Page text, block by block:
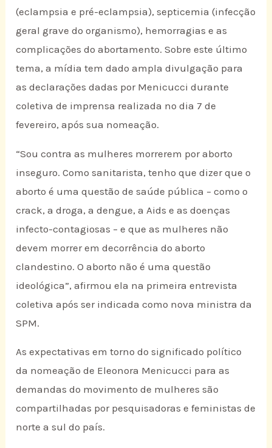
(eclampsia e pré-eclampsia), septicemia (infecção
geral grave do organismo), hemorragias e as
complicações do abortamento. Sobre este último
tema, a mídia tem dado ampla divulgação para
as declarações dadas por Menicucci durante
coletiva de imprensa realizada no dia 7 de
fevereiro, após sua nomeação.
“Sou contra as mulheres morrerem por aborto
inseguro. Como sanitarista, tenho que dizer que o
aborto é uma questão de saúde pública – como o
crack, a droga, a dengue, a Aids e as doenças
infecto-contagiosas – e que as mulheres não
devem morrer em decorrência do aborto
clandestino. O aborto não é uma questão
ideológica”, afirmou ela na primeira entrevista
coletiva após ser indicada como nova ministra da
SPM.
As expectativas em torno do significado político
da nomeação de Eleonora Menicucci para as
demandas do movimento de mulheres são
compartilhadas por pesquisadoras e feministas de
norte a sul do país.